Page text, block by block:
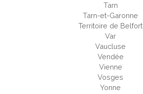
Tarn
Tarn-et-Garonne
Territoire de Belfort
Var
Vaucluse
Vendée
Vienne
Vosges
Yonne